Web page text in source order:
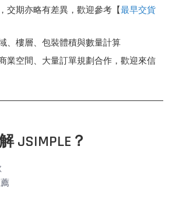
交期亦略有差異，歡迎參考【最早交貨
、樓層、包裝體積與數量計算
業空間、大量訂單規劃合作，歡迎來信
JSIMPLE？